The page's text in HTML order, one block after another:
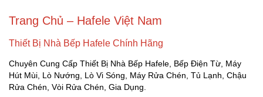
Trang Chủ – Hafele Việt Nam
Thiết Bị Nhà Bếp Hafele Chính Hãng
Chuyên Cung Cấp Thiết Bị Nhà Bếp Hafele, Bếp Điện Từ, Máy
Hút Mùi, Lò Nướng, Lò Vi Sóng, Máy Rửa Chén, Tủ Lạnh, Chậu
Rửa Chén, Vòi Rửa Chén, Gia Dụng.